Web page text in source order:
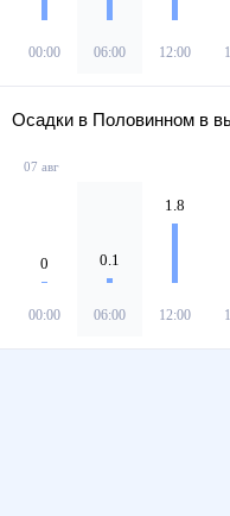
00:00 06:00 12:00
Осадки в Половинном в
07 авг
0
00:00
0.1
06:00
1.8
12:00